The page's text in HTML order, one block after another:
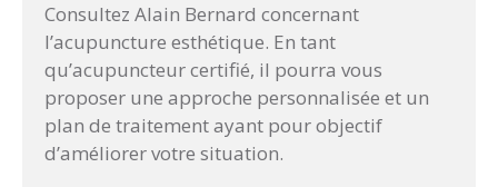
Consultez Alain Bernard concernant
l’acupuncture esthétique. En tant
qu’acupuncteur certifié, il pourra vous
proposer une approche personnalisée et un
plan de traitement ayant pour objectif
d’améliorer votre situation.